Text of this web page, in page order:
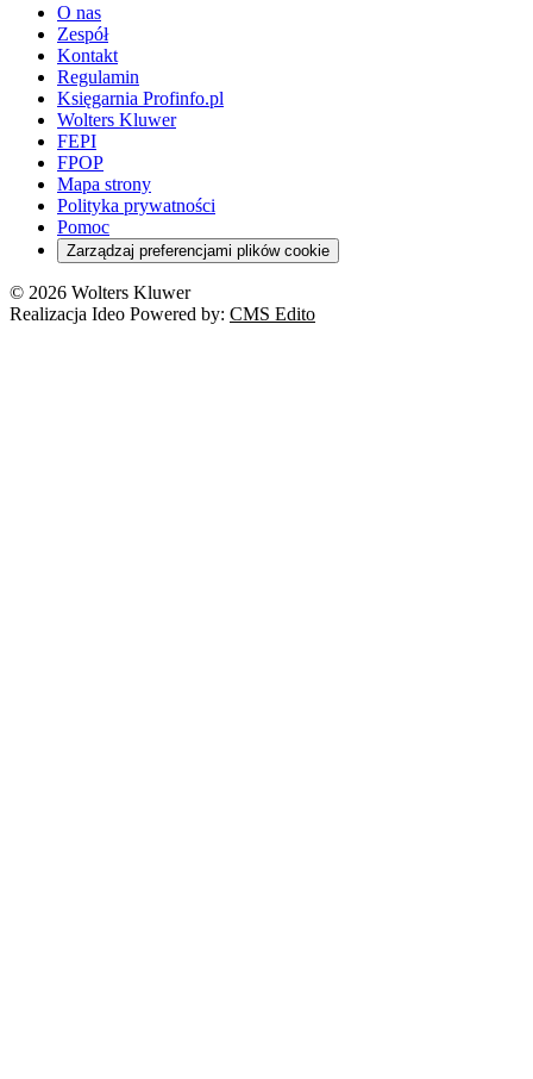
O nas
Zespół
Kontakt
Regulamin
Księgarnia Profinfo.pl
Wolters Kluwer
FEPI
FPOP
Mapa strony
Polityka prywatności
Pomoc
Zarządzaj preferencjami plików cookie
© 2026 Wolters Kluwer
Realizacja Ideo Powered by: CMS Edito